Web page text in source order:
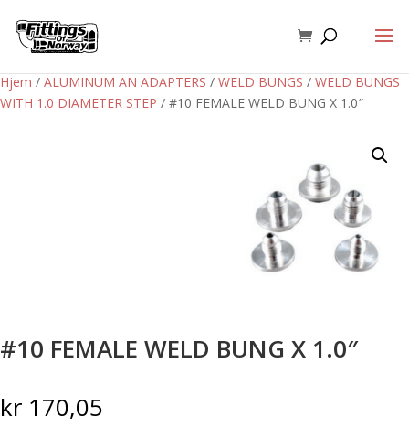
Hjem / ALUMINUM AN ADAPTERS / WELD BUNGS / WELD BUNGS
WITH 1.0 DIAMETER STEP / #10 FEMALE WELD BUNG X 1.0″
#10 FEMALE WELD BUNG X 1.0″
kr 170,05